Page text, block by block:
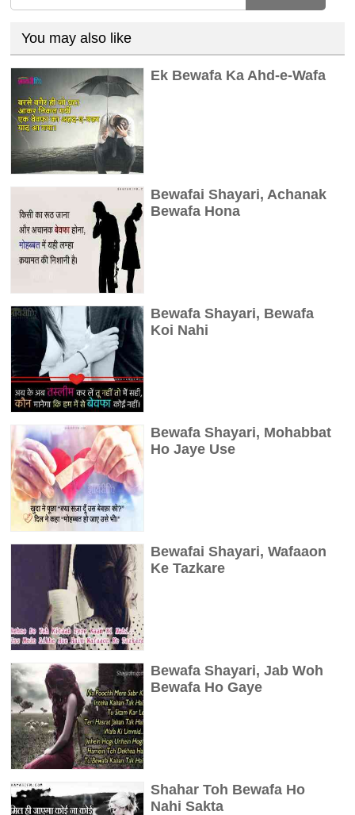
You may also like
Ek Bewafa Ka Ahd-e-Wafa
Bewafai Shayari, Achanak
Bewafa Hona
Bewafa Shayari, Bewafa
Koi Nahi
Bewafa Shayari, Mohabbat
Ho Jaye Use
Bewafai Shayari, Wafaaon
Ke Tazkare
Bewafa Shayari, Jab Woh
Bewafa Ho Gaye
Shahar Toh Bewafa Ho
Nahi Sakta